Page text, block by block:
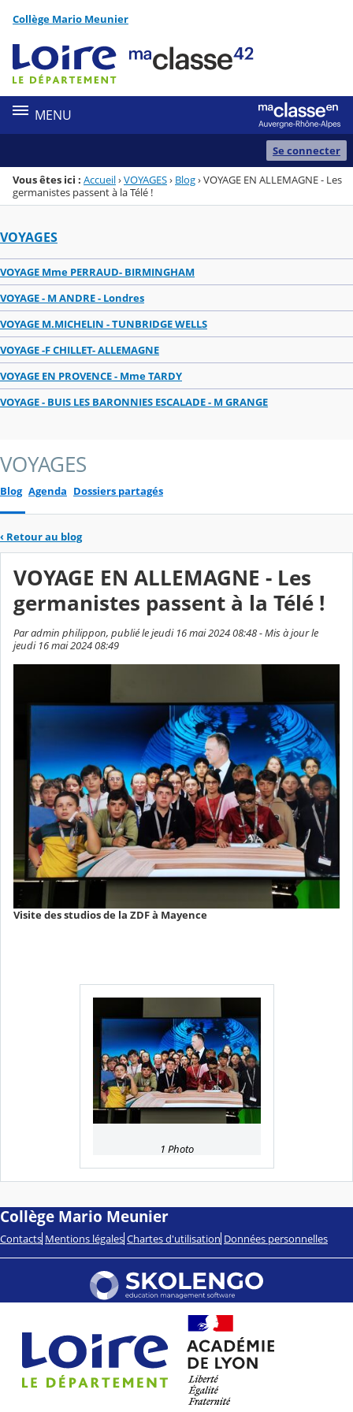
Menu de la rubrique
Contenu
Collège Mario Meunier
MENU
Se connecter
Vous êtes ici : Accueil›VOYAGES› Blog›VOYAGE EN ALLEMAGNE - Les
germanistes passent à la Télé !
VOYAGES
VOYAGE Mme PERRAUD- BIRMINGHAM
VOYAGE - M ANDRE - Londres
VOYAGE M.MICHELIN - TUNBRIDGE WELLS
VOYAGE -F CHILLET- ALLEMAGNE
VOYAGE EN PROVENCE - Mme TARDY
VOYAGE - BUIS LES BARONNIES ESCALADE - M GRANGE
VOYAGES
Blog Agenda Dossiers partagés
‹ Retour au blog
VOYAGE EN ALLEMAGNE - Les
germanistes passent à la Télé !
Par admin philippon, publié le jeudi 16 mai 2024 08:48 - Mis à jour le
jeudi 16 mai 2024 08:49
Visite des studios de la ZDF à Mayence
1 Photo
Collège Mario Meunier
Contacts Mentions légales Chartes d'utilisation Données personnelles